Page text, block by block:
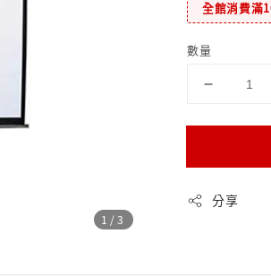
1 /3
全館消費滿
數量
分享